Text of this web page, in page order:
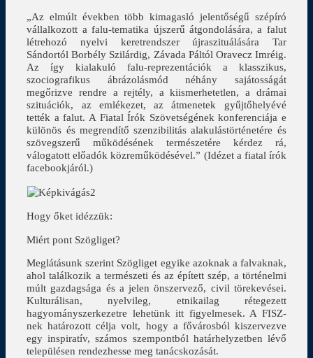
„Az elmúlt években több kimagasló jelentőségű szépíró
vállalkozott a falu-tematika újszerű átgondolására, a falut
létrehozó nyelvi keretrendszer újraszituálására Tar
Sándortól Borbély Szilárdig, Závada Páltól Oravecz Imréig.
Az így kialakuló falu-reprezentációk a klasszikus,
szociografikus ábrázolásmód néhány sajátosságát
megőrizve rendre a rejtély, a kiismerhetetlen, a drámai
szituációk, az emlékezet, az átmenetek gyűjtőhelyévé
tették a falut. A Fiatal Írók Szövetségének konferenciája e
különös és megrendítő szenzibilitás alakulástörténetére és
szövegszerű működésének természetére kérdez rá,
válogatott előadók közreműködésével.” (Idézet a fiatal írók
facebookjáról.)
Hogy őket idézzük:
Miért pont Szögliget?
Meglátásunk szerint Szögliget egyike azoknak a falvaknak,
ahol találkozik a természeti és az épített szép, a történelmi
múlt gazdagsága és a jelen önszervező, civil törekevései.
Kulturálisan, nyelvileg, etnikailag rétegezett
hagyományszerkezetre lehetünk itt figyelmesek. A FISZ-
nek határozott célja volt, hogy a fővárosból kiszervezve
egy inspiratív, számos szempontból határhelyzetben lévő
településen rendezhesse meg tanácskozását.